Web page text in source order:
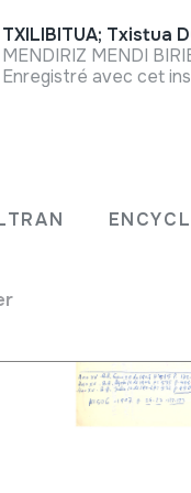
TXILIBITUA; Txistua
Enregistré avec cet